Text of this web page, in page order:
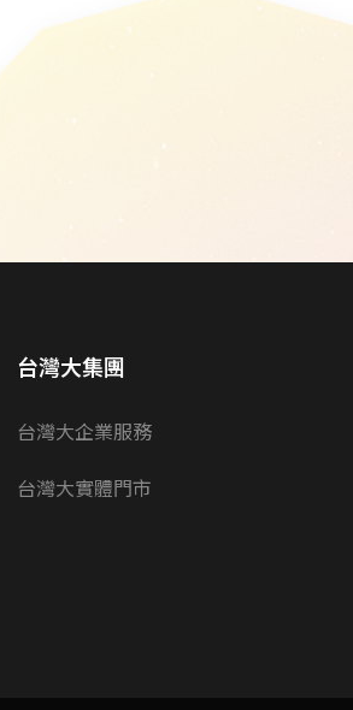
台灣大集團
台灣大企業服務
台灣大實體門市